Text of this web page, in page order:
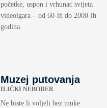
početke, uspon i vrhunac svijeta
videoigara – od 60-ih do 2000-ih
godina.
Muzej putovanja
ILIČKI NEBODER
Ne biste li voljeli bez muke